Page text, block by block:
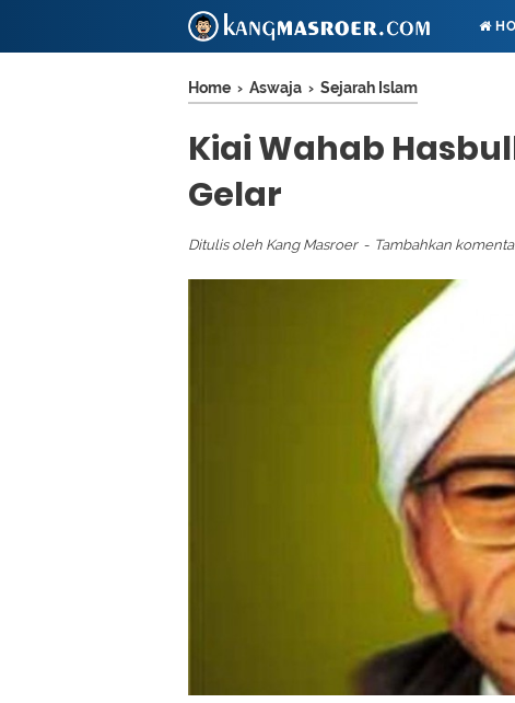
Home › Aswaja › Sejarah Islam
Kiai Wahab
Gelar
Ditulis oleh Kang Masroer Tambahkan